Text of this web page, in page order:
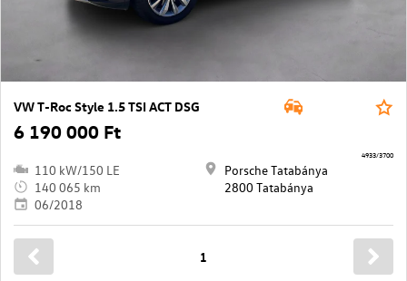
VW T-Roc Style 1.5 TSI ACT DSG
6 190 000 Ft
110 kW/150 LE
140 065 km
06/2018
Porsche Tatabánya
2800 Tatabánya
4933/3700
1